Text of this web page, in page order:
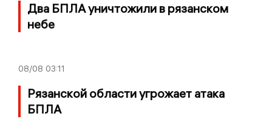
Два БПЛА уничтожили в рязанском
небе
08/08 03:11
Рязанской области угрожает атака
БПЛА